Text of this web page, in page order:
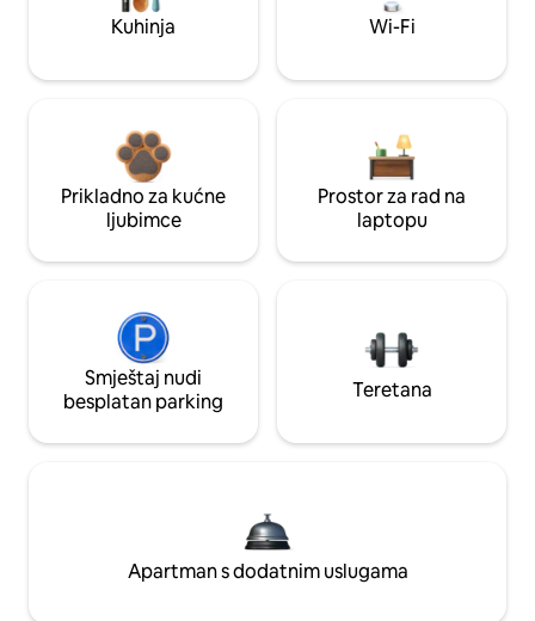
Kuhinja Wi-Fi
Prikladno za kućne
ljubimce
Prostor za rad na
laptopu
Smještaj nudi
besplatan parking
Teretana
Apartman s dodatnim uslugama